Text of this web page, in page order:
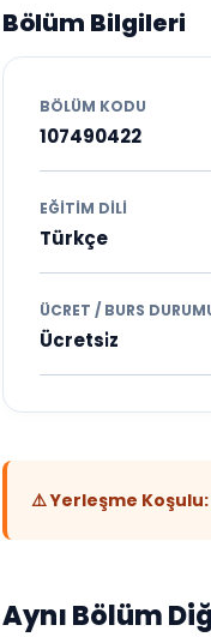
Bölüm Bilgileri
BÖLÜM KODU
107490422
EĞITIM DILI
Türkçe
ÜCRET / BURS
Ücretsi̇z
⚠️ Yerleşme Koşulu:
Aynı Bölüm